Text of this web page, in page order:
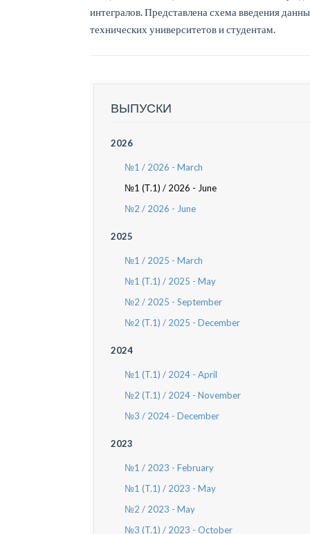
интегралов. Представлена схема введения
технических университетов и студентам.
ВЫПУСКИ
2026
№1 / 2026 - March
№1 (Т.1) / 2026 - June
№2 / 2026 - June
2025
№1 / 2025 - March
№1 (Т.1) / 2025 - May
№2 / 2025 - September
№2 (Т.1) / 2025 - December
2024
№1 (T.1) / 2024 - April
№2 (T.1) / 2024 - November
№3 / 2024 - December
2023
№1 / 2023 - February
№1 (T.1) / 2023 - May
№2 / 2023 - May
№3 (T.1) / 2023 - October